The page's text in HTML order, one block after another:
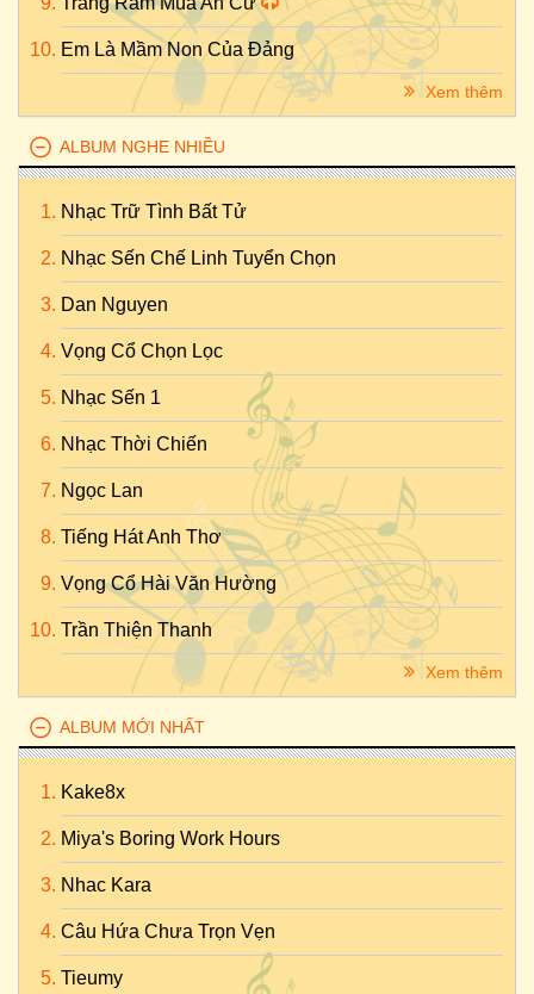
Em Là Mầm Non Của Đảng
Xem thêm
ALBUM NGHE NHIỀU
Nhạc Trữ Tình Bất Tử
Nhạc Sến Chế Linh Tuyển Chọn
Dan Nguyen
Vọng Cổ Chọn Lọc
Nhạc Sến 1
Nhạc Thời Chiến
Ngọc Lan
Tiếng Hát Anh Thơ
Vọng Cổ Hài Văn Hường
Trần Thiện Thanh
Xem thêm
ALBUM MỚI NHẤT
Kake8x
Miya's Boring Work Hours
Nhac Kara
Câu Hứa Chưa Trọn Vẹn
Tieumy